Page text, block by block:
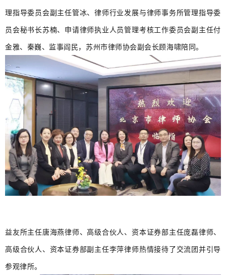
理指导委员会副主任管冰、律师行业发展与律师事务所管理指导委
员会秘书长苏楠、申请律师执业人员管理考核工作委员会副主任付
金雅、秦巍、监事阎民，苏州市律师协会副会长顾海啸陪同。
益友所主任唐海燕律师、高级合伙人、资本证券部主任庞磊律师、
高级合伙人、资本证券部副主任李萍律师热情接待了交流团并引导
参观律所。